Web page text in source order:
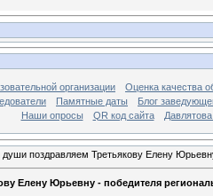
организации
Оценка качества
Памятные даты
Блог
Наши опросы
QR код сайта
поздравляем Третьякову Елену
Елену Юрьевну - победителя